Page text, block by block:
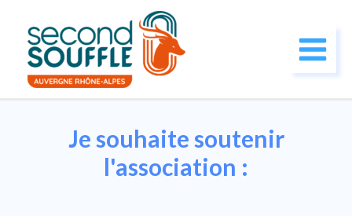
Je souhaite soutenir
l'association :